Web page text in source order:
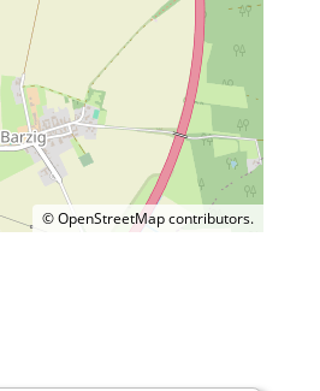
©OpenStreetMapcontributors.